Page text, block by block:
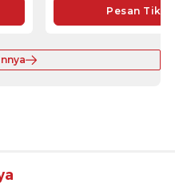
Pesan Tiket